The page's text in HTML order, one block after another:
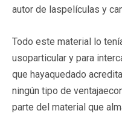
autor de laspelículas y
Todo este material lo
usoparticular y para
que hayaquedado
ningún tipo de
parte del material que